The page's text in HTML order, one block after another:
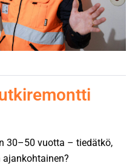
30–50 vuotta – tiedätkö,